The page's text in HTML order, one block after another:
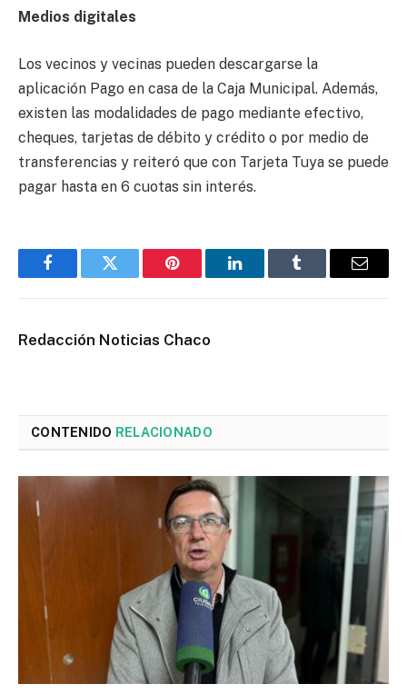
Medios digitales
Los vecinos y vecinas pueden descargarse la
aplicación Pago en casa de la Caja Municipal. Además,
existen las modalidades de pago mediante efectivo,
cheques, tarjetas de débito y crédito o por medio de
transferencias y reiteró que con Tarjeta Tuya se puede
pagar hasta en 6 cuotas sin interés.
FacebookTwitter Pinterest LinkedInTumblr Email
Redacción Noticias Chaco
CONTENIDO RELACIONADO